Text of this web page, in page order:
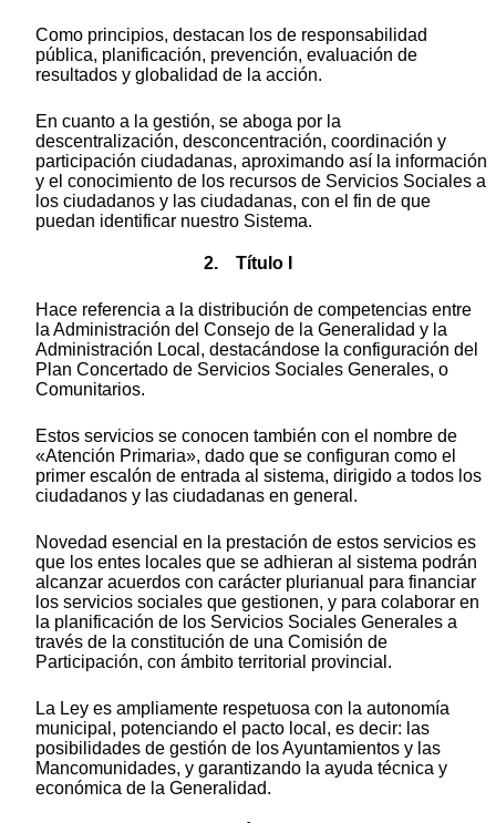
Como principios, destacan los de responsabilidad
pública, planificación, prevención, evaluación de
resultados y globalidad de la acción.
En cuanto a la gestión, se aboga por la
descentralización, desconcentración, coordinación y
participación ciudadanas, aproximando así la información
y el conocimiento de los recursos de Servicios Sociales a
los ciudadanos y las ciudadanas, con el fin de que
puedan identificar nuestro Sistema.
2. Título I
Hace referencia a la distribución de competencias entre
la Administración del Consejo de la Generalidad y la
Administración Local, destacándose la configuración del
Plan Concertado de Servicios Sociales Generales, o
Comunitarios.
Estos servicios se conocen también con el nombre de
«Atención Primaria», dado que se configuran como el
primer escalón de entrada al sistema, dirigido a todos los
ciudadanos y las ciudadanas en general.
Novedad esencial en la prestación de estos servicios es
que los entes locales que se adhieran al sistema podrán
alcanzar acuerdos con carácter plurianual para financiar
los servicios sociales que gestionen, y para colaborar en
la planificación de los Servicios Sociales Generales a
través de la constitución de una Comisión de
Participación, con ámbito territorial provincial.
La Ley es ampliamente respetuosa con la autonomía
municipal, potenciando el pacto local, es decir: las
posibilidades de gestión de los Ayuntamientos y las
Mancomunidades, y garantizando la ayuda técnica y
económica de la Generalidad.